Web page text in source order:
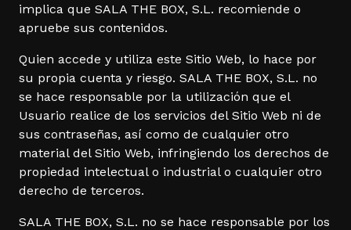
implica que SALA THE BOX, S.L. recomiende o
apruebe sus contenidos.
Quien accede y utiliza este Sitio Web, lo hace por
su propia cuenta y riesgo. SALA THE BOX, S.L. no
se hace responsable por la utilización que el
Usuario realice de los servicios del Sitio Web ni de
sus contraseñas, así como de cualquier otro
material del Sitio Web, infringiendo los derechos de
propiedad intelectual o industrial o cualquier otro
derecho de terceros.
SALA THE BOX, S.L. no se hace responsable por los